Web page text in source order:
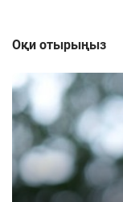
Оқи отырыңыз